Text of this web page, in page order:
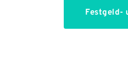
Festgeld-